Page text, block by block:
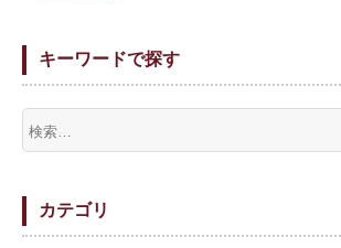
キーワードで探す
カテゴリ